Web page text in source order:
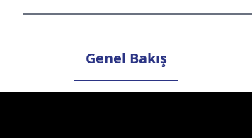
Genel Bakış